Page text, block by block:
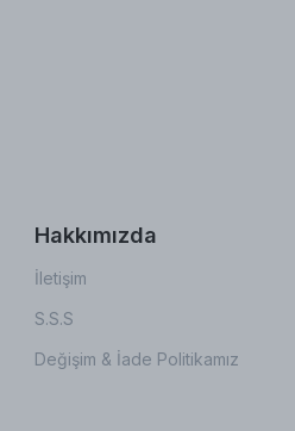
Hakkımızda
İletişim
S.S.S
Değişim & İade Politikamız